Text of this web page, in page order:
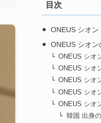
目次
ONEUS シオン
ONEUS シオン
ONEUS シオ
ONEUS シオ
ONEUS シオ
ONEUS シオ
ONEUS シオ
韓国 出身